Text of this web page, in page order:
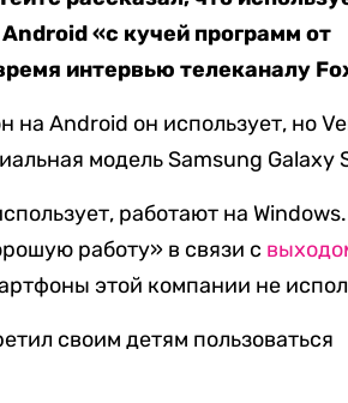
«с кучей программ от
интервью телеканалу
на Android он использует, но
модель Samsung Galaxy
работают на
работу» в связи с
этой компании не
своим детям пользоваться